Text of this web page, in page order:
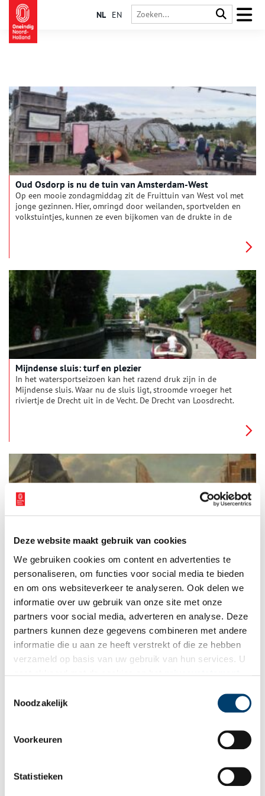
Deze website maakt gebruik van cookies
We gebruiken cookies om content en advertenties te
personaliseren, om functies voor social media te bieden
en om ons websiteverkeer te analyseren. Ook delen we
informatie over uw gebruik van onze site met onze
partners voor social media, adverteren en analyse. Deze
partners kunnen deze gegevens combineren met andere
informatie die u aan ze heeft verstrekt of die ze hebben
verzameld op basis van uw gebruik van hun services. U
Noodzakelijk
Voorkeuren
Statistieken
NL EN
Oud Osdorp is nu de tuin van Amsterdam-West
Op een mooie zondagmiddag zit de Fruittuin van West vol met
jonge gezinnen. Hier, omringd door weilanden, sportvelden en
volkstuintjes, kunnen ze even bijkomen van de drukte in de
stadsgrens steeds dichterbij heeft zien kruipen.
Mijndense sluis: turf en plezier
In het watersportseizoen kan het razend druk zijn in de
Mijndense sluis. Waar nu de sluis ligt, stroomde vroeger het
riviertje de Drecht uit in de Vecht. De Drecht van Loosdrecht.
Gouden bergen, een tolerante atmosfeer en een schitterende
grachtengordel: al in de zeventiende eeuw is Amsterdam ‘the
place to be’. De stad bruist van levenslust en ontpopt zich tot
een zeer populaire reisbestemming. Wat was er tijdens een
bezoek aan de hoofdstad van 400 jaar geleden het bezoeken
zeker waard?
Oud Valkeveen bij Naarden
Oud Valkeveen is tegenwoordig een bekend attractiepark voor
dicht aan het Gooimeer. De plek is al heel oud; het ontstaan
ervan gaat ongeveer vier eeuwen terug. Na de komst van de
trein in de negentiende eeuw werd het een geliefde attractie.